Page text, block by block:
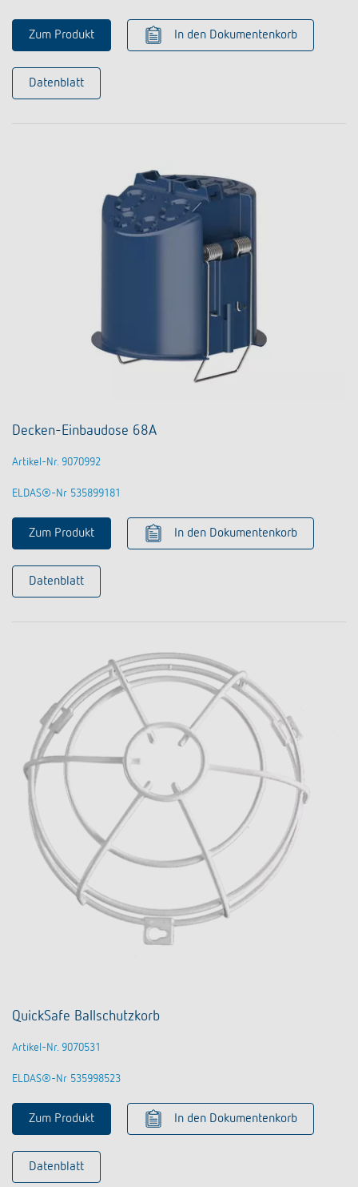
Zum Produkt In den Dokumentenkorb
Datenblatt
Decken-Einbaudose 68A
Artikel-Nr. 9070992
ELDAS®-Nr 535899181
Zum Produkt In den Dokumentenkorb
Datenblatt
QuickSafe Ballschutzkorb
Artikel-Nr. 9070531
ELDAS®-Nr 535998523
Zum Produkt In den Dokumentenkorb
Datenblatt